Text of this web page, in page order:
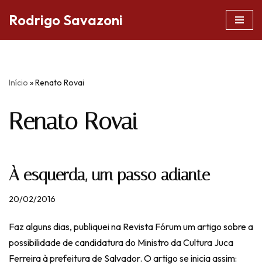
conteúdo
Rodrigo Savazoni
Início »Renato Rovai
Renato Rovai
À esquerda, um passo adiante
20/02/2016
Faz alguns dias, publiquei na Revista Fórum um artigo sobre a
possibilidade de candidatura do Ministro da Cultura Juca
Ferreira à prefeitura de Salvador. O artigo se inicia assim: